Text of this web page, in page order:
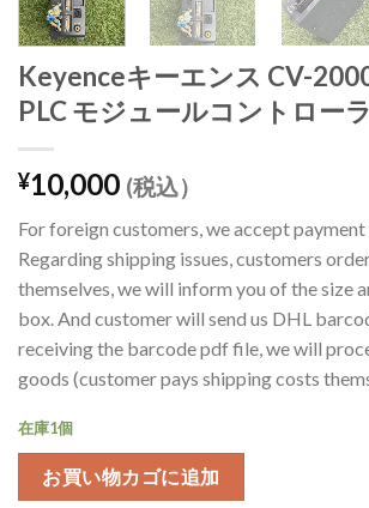
Keyenceキーエンス CV-
PLC モジュールコントロー
¥10,000 (税込）
For foreign customers, we accept payment
Regarding shipping issues, customers
themselves, we will inform you of the size
box. And customer will send us DHL
receiving the barcode pdf file, we will
goods (customer pays shipping costs
在庫1個
お買い物カゴに追加